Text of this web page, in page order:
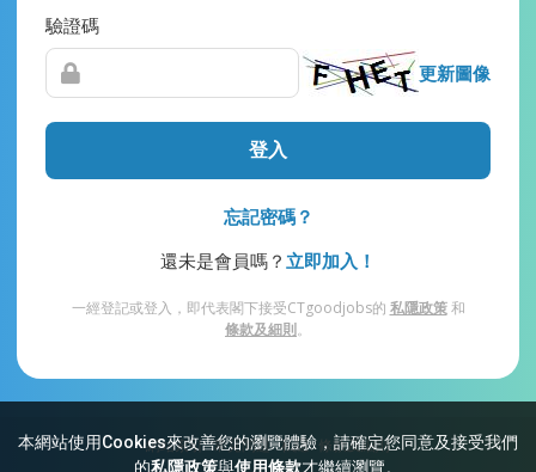
本網站使用Cookies來改善您的瀏覽體驗，請確定您同意及接受我們
的私隱政策與使用條款才繼續瀏覽。
驗證碼
更新圖像
登入
忘記密碼？
還未是會員嗎？ 立即加入！
一經登記或登入，即代表閣下接受CTgoodjobs的 私隱政策和
條款及細則。
網站索引 常見問題 私隱 條款及細則